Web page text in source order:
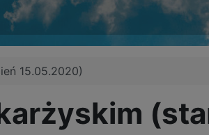
15.05.2020)